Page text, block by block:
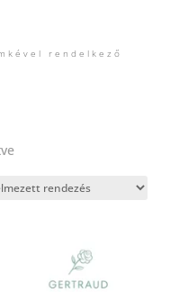
rendelkező